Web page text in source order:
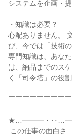
システムを企画・提
・知識は必要？
心配ありません。
び、今では「技術
専門知識は、あな
は、納品までのス
く「司令塔」の役
￣￣￣￣￣￣￣￣
★…━━━・